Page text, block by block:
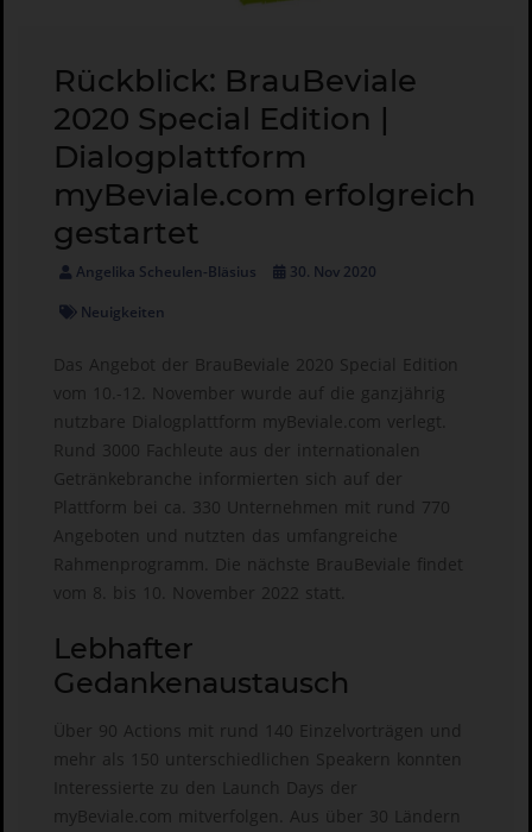
Rückblick: BrauBeviale
2020 Special Edition |
Dialogplattform
myBeviale.com erfolgreich
gestartet
Angelika Scheulen-Bläsius
30. Nov 2020
Neuigkeiten
Das Angebot der BrauBeviale 2020 Special Edition
vom 10.-12. November wurde auf die ganzjährig
nutzbare Dialogplattform myBeviale.com verlegt.
Rund 3000 Fachleute aus der internationalen
Getränkebranche informierten sich auf der
Plattform bei ca. 330 Unternehmen mit rund 770
Angeboten und nutzten das umfangreiche
Rahmenprogramm. Die nächste BrauBeviale findet
vom 8. bis 10. November 2022 statt.
Lebhafter
Gedankenaustausch
Über 90 Actions mit rund 140 Einzelvorträgen und
mehr als 150 unterschiedlichen Speakern konnten
Interessierte zu den Launch Days der
myBeviale.com mitverfolgen. Aus über 30 Ländern